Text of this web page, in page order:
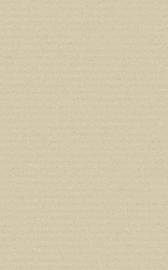
of dynamic
users/confidit/
of dynamic
www/cms/
of dynamic
www/cms/